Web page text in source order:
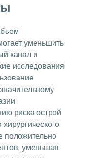
уменьшить
канал и
исследования
риска острой
положительно
уменьшая